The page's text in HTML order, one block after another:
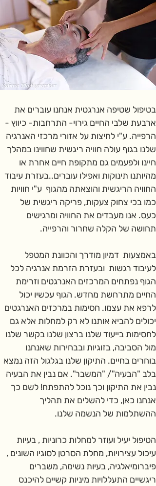
בטיפול שטיפה אנרגטית אנחנו עוברים את
ארבעת שלבי החיים גירוי- התרחבות- כיווץ -
הרפייה. ע"י לחיצות על אזורי מרכזי האנרגיה
שלנו בגוף עולה חוויה ריגשית שחווינו במהלך
חיינו ולפעמים גם מתקופת חיים אחרת או
מהיותנו תינוקות ואפילו עוברים..בעזרת עיבוד
החוויה הריגשית והוצאתה מהגוף  ע"י חוויות
כמו בכי צחוק צעקות, פריקה ריגשית של
כעס. אנו מעבדים את החוויה ומרגישים
תחושה של הקלה שחרור והרפייה.
באמצעות  דמיון מודרך והכוונת המטפל
לעיבוד רגשות  ובעזרת הזרמת אנרגיה לכל
הגוף נפתחים המרכזים האנרגטים וזרימת
החיים מתרחשת מחדש. הגוף עכשיו יכול
לרפא את עצמו. חסימות במרכזים האנרגטים
יכולים להביא אותנו לא רק למחלות אלא גם
לחסימות בייעוד שלנו ברצון שלנו בקשר שלנו
מול הסביבה, בזוגיות ובבחירות שאנחנו
בוחרים בחיים. התיקון שלנו בגלגול הזה נמצא
בלב "הבעיה"/ "המשבר". אם נבין את הבעיה
נבין את התיקון וכך נוכל להתפתח! לשם כך
אנחנו כאן, כדי להשלים את תהליך
ההשתלמות של הנשמה שלנו.
הטיפול יעיל ועוזר למחלות כרוניות , בעיות
עיכול עצירויות, מחלת הסרטן לסוגיו השונים ,
פיברומיאלגיה, בעיות נשימה, משברים
ריגשיים התעללויות מיניות קשיים להיכנס